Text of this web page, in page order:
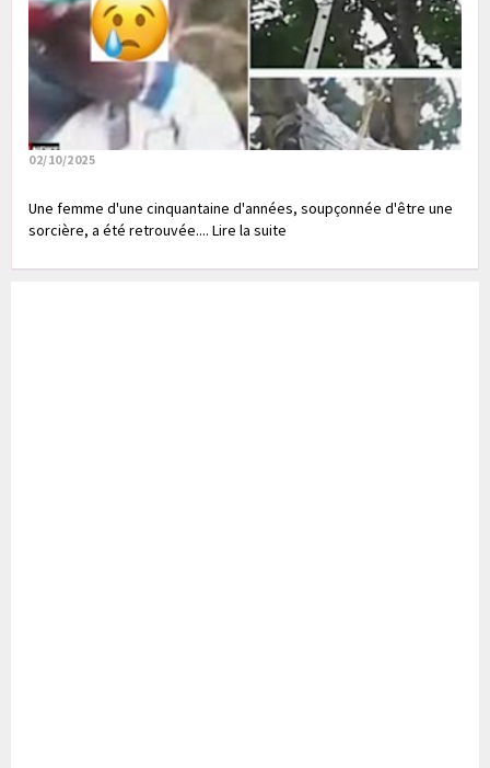
02/10/2025
Une femme d'une cinquantaine d'années, soupçonnée d'être une
sorcière, a été retrouvée.... Lire la suite